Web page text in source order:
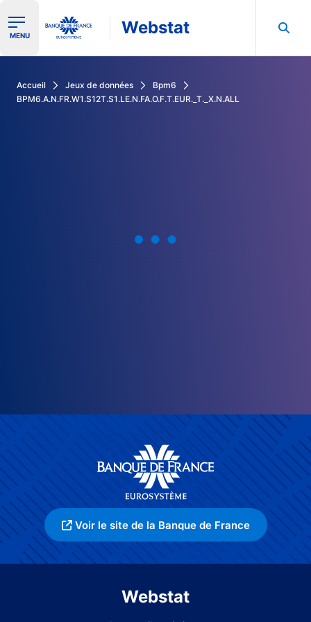
Ouvrir le menu de navigation
MENU Webstat
Accueil Jeux de données
Bpm6
BPM6.A.N.FR.W1.S12T.S1.LE.N.FA.O.F.T.EUR._T._X.N.ALL
Voir le site de la Banque de France
Webstat